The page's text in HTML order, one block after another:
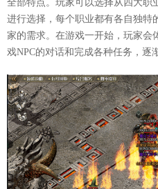
全部特点。玩家可以选择从四大职
进行选择，每个职业都有各自独特
家的需求。在游戏一开始，玩家会
戏NPC的对话和完成各种任务，逐